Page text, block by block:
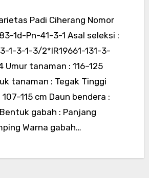
1d-Pn-41-3-1 Asal seleksi :
1-3-1-3/2*IR19661-131-3-
Umur tanaman : 116–125
tanaman : Tegak Tinggi
cm Daun bendera :
gabah : Panjang
Warna gabah…